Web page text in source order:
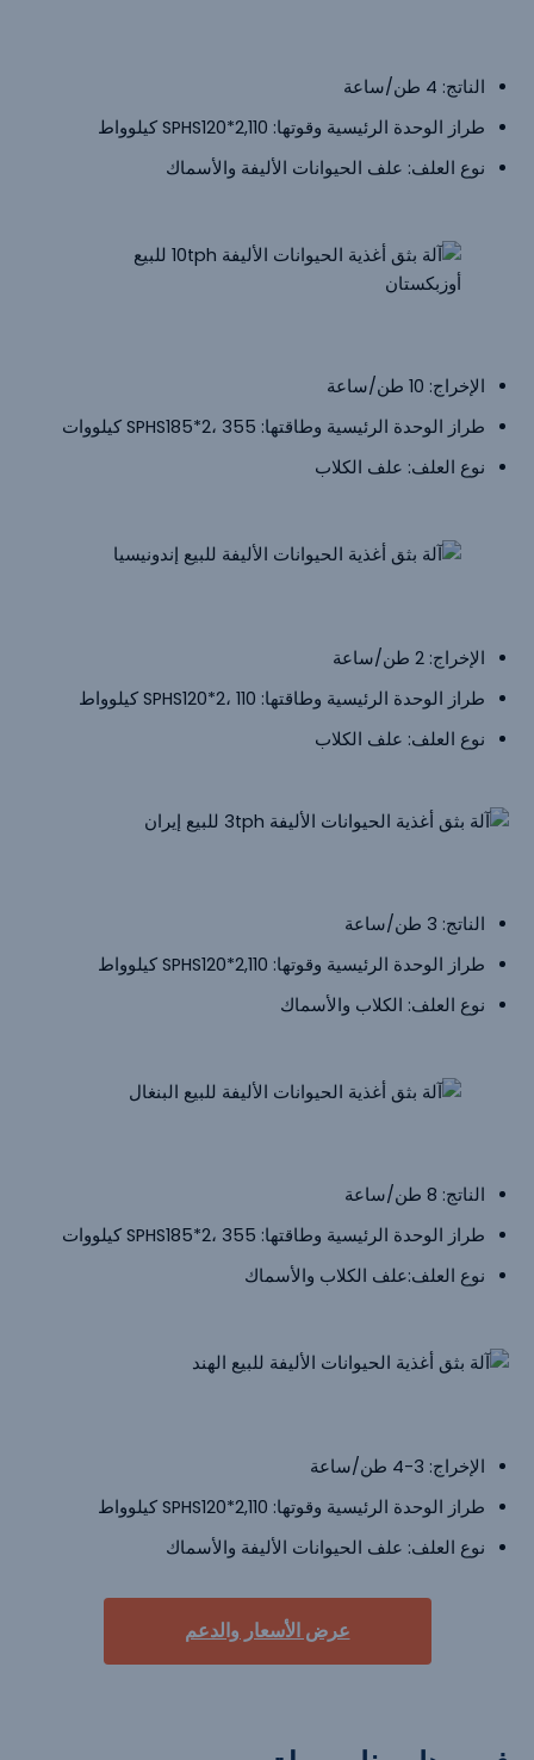
الناتج: 4 طن/ساعة
طراز الوحدة الرئيسية وقوتها: SPHS120*2,110 كيلوواط
نوع العلف: علف الحيوانات الأليفة والأسماك
الإخراج: 10 طن/ساعة
طراز الوحدة الرئيسية وطاقتها: SPHS185*2، 355 كيلووات
نوع العلف: علف الكلاب
الإخراج: 2 طن/ساعة
طراز الوحدة الرئيسية وطاقتها: SPHS120*2، 110 كيلوواط
نوع العلف: علف الكلاب
الناتج: 3 طن/ساعة
طراز الوحدة الرئيسية وقوتها: SPHS120*2,110 كيلوواط
نوع العلف: الكلاب والأسماك
الناتج: 8 طن/ساعة
طراز الوحدة الرئيسية وطاقتها: SPHS185*2، 355 كيلووات
نوع العلف:علف الكلاب والأسماك
الإخراج: 3-4 طن/ساعة
طراز الوحدة الرئيسية وقوتها: SPHS120*2,110 كيلوواط
نوع العلف: علف الحيوانات الأليفة والأسماك
عرض الأسعار والدعم